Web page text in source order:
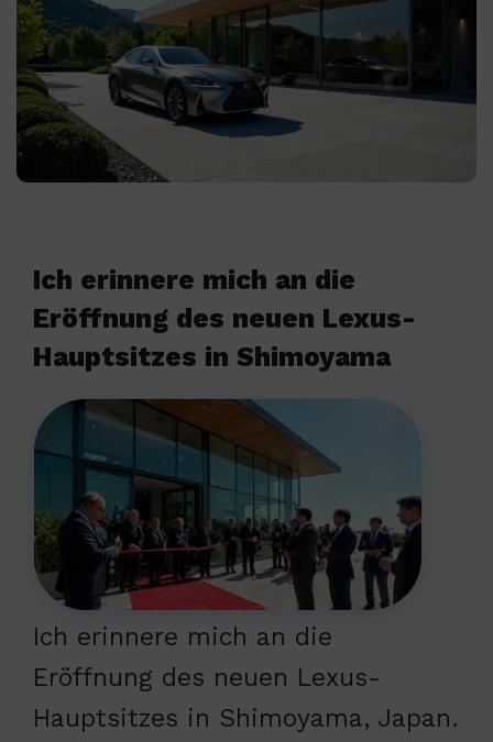
Ich erinnere mich an die
Eröffnung des neuen Lexus-
Hauptsitzes in Shimoyama
Ich erinnere mich an die
Eröffnung des neuen Lexus-
Hauptsitzes in Shimoyama, Japan.